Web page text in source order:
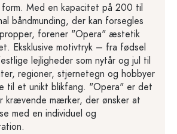
Med en kapacitet på 200 til
båndmunding, der kan forsegles
forener "Opera" æstetik
Eksklusive motivtryk – fra fødsel
lejligheder som nytår og jul til
regioner, stjernetegn og hobbyer
til et unikt blikfang. "Opera" er det
krævende mærker, der ønsker at
med en individuel og